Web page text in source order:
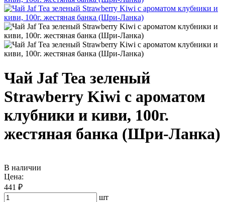
Чай Jaf Tea зеленый
Strawberry Kiwi с ароматом
клубники и киви, 100г.
жестяная банка (Шри-Ланка)
В наличии
Цена:
441 ₽
шт